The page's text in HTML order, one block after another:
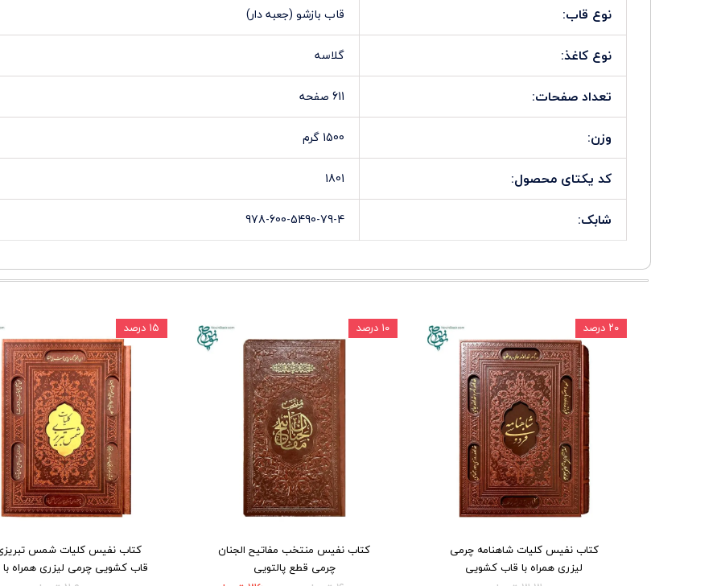
نوع قاب: قاب بازشو (جعبه دار)
نوع کاغذ: گلاسه
تعداد صفحات: 611 صفحه
وزن: 1500 گرم
کد یکتای محصول: 1801
شابک: 978-600-5490-79-4
کتاب نفیس کلیات شاهنامه چرمی
لیزری همراه با قاب کشویی
۲۰ درصد
کتاب نفیس منتخب مفاتیح الجنان
چرمی قطع پالتویی
۱۰ درصد
کتاب نفیس کلیات شمس
قاب کشویی چرمی لیزری همراه با
۱۵ درصد